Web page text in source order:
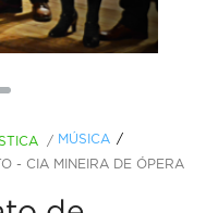
/ MÚSICA
- CIA MINEIRA DE ÓPERA